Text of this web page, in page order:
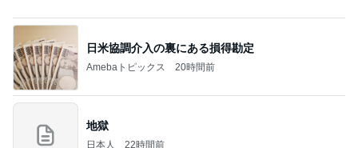
用事を済ませるため歩くという運動
Amebaトピックス
記事を読む